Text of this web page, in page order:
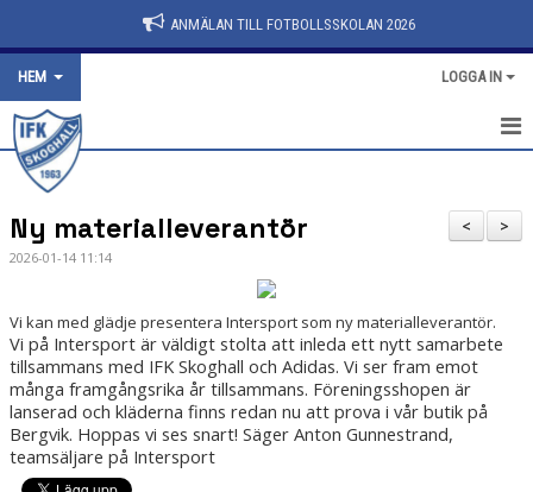
ANMÄLAN TILL FOTBOLLSSKOLAN 2026
HEM LOGGA IN
HEM
NYHETER
KALENDER
VÅRA LAG/TRÄNARE
STYRELSE
OM KLUBBEN
>
<
Ny materialleverantör
2026-01-14 11:14
Vi kan med glädje presentera Intersport som ny materialleverantör.
Vi på Intersport är väldigt stolta att inleda ett nytt samarbete
tillsammans med IFK Skoghall och Adidas. Vi ser fram emot
många framgångsrika år tillsammans. Föreningsshopen är
lanserad och kläderna finns redan nu att prova i vår butik på
Bergvik. Hoppas vi ses snart! Säger Anton Gunnestrand,
teamsäljare på Intersport